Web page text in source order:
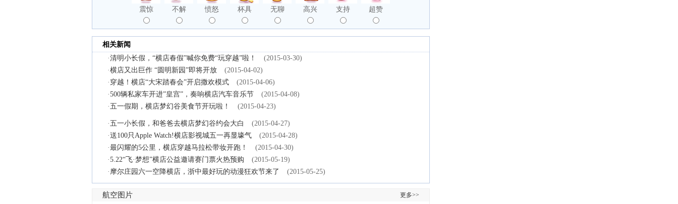
震惊 不解 愤怒 杯具 无聊 高兴 支持 超赞
相关新闻
·清明小长假，“横店春假”喊你免费“玩穿越”啦！
(2015-03-30)
·横店又出巨作 “圆明新园”即将开放
(2015-04-02)
· 穿越！横店“大宋踏春会”开启撒欢模式
(2015-04-06)
·500辆私家车开进”皇宫”，奏响横店汽车音乐节
(2015-04-08)
·五一假期，横店梦幻谷美食节开玩啦！ (2015-04-23)
·五一小长假，和爸爸去横店梦幻谷约会大白
(2015-04-27)
·送100只Apple Watch!横店影视城五一再显壕气
(2015-04-28)
·最闪耀的5公里，横店穿越马拉松带妆开跑！
(2015-04-30)
·5.22“飞·梦想”横店公益邀请赛门票火热预购
(2015-05-19)
· 摩尔庄园六一空降横店，浙中最好玩的动漫狂欢节来了 (2015-05-25)
航空图片 更多>>